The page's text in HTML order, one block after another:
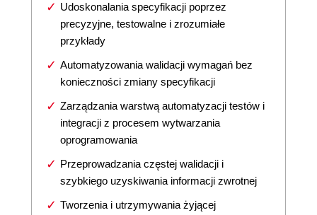
Udoskonalania specyfikacji poprzez
precyzyjne, testowalne i zrozumiałe
przykłady
Automatyzowania walidacji wymagań bez
konieczności zmiany specyfikacji
Zarządzania warstwą automatyzacji testów i
integracji z procesem wytwarzania
oprogramowania
Przeprowadzania częstej walidacji i
szybkiego uzyskiwania informacji zwrotnej
Tworzenia i utrzymywania żyjącej